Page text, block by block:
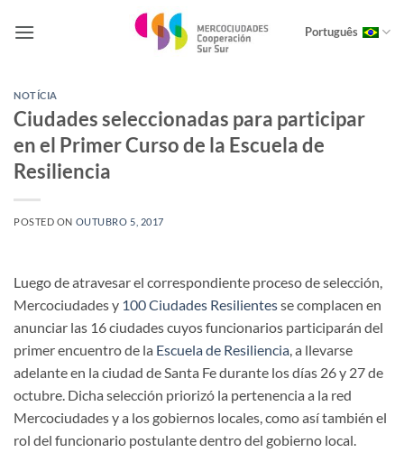
Português
NOTÍCIA
Ciudades seleccionadas para participar
en el Primer Curso de la Escuela de
Resiliencia
POSTED ON OUTUBRO 5, 2017
Luego de atravesar el correspondiente proceso de selección,
Mercociudades y 100 Ciudades Resilientesse complacen en
anunciar las 16 ciudades cuyos funcionarios participarán del
primer encuentro de la Escuela de Resiliencia , a llevarse
adelante en la ciudad de Santa Fe durante los días 26 y 27 de
octubre. Dicha selección priorizó la pertenencia a la red
Mercociudades y a los gobiernos locales, como así también el
rol del funcionario postulante dentro del gobierno local.